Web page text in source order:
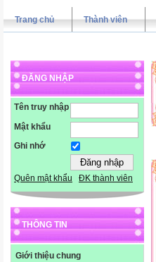
Trang chủ Thành viên
ĐĂNG NHẬP
Tên truy nhập
Mật khẩu
Ghi nhớ
Quên mật khẩu ĐK thành viên
THÔNG TIN
Giới thiệu chung